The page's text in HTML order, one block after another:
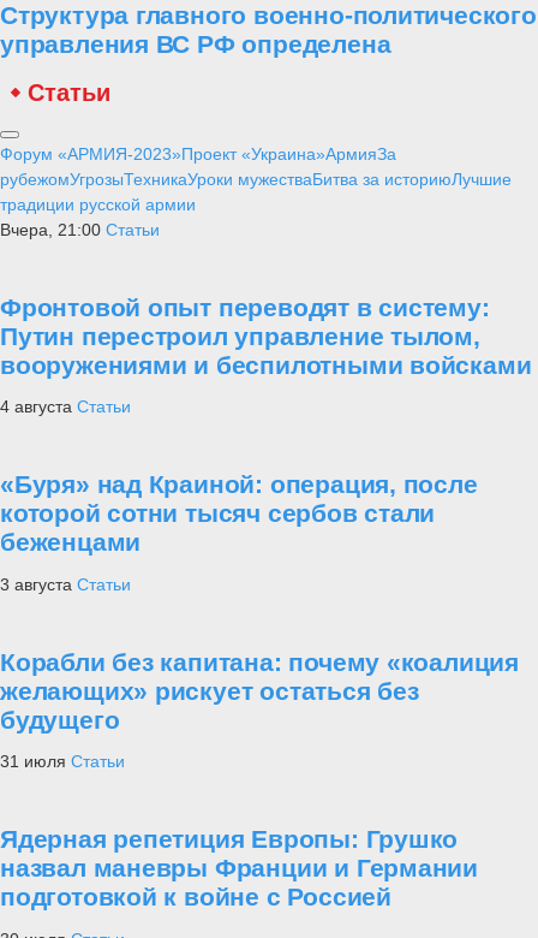
Структура главного военно-политического
управления ВС РФ определена
Статьи
Форум «АРМИЯ-2023»Проект «Украина»АрмияЗа
рубежомУгрозыТехникаУроки мужестваБитва за историюЛучшие
традиции русской армии
Вчера, 21:00 Статьи
Фронтовой опыт переводят в систему:
Путин перестроил управление тылом,
вооружениями и беспилотными войсками
4 августа Статьи
«Буря» над Краиной: операция, после
которой сотни тысяч сербов стали
беженцами
3 августа Статьи
Корабли без капитана: почему «коалиция
желающих» рискует остаться без
будущего
31 июля Статьи
Ядерная репетиция Европы: Грушко
назвал маневры Франции и Германии
подготовкой к войне с Россией